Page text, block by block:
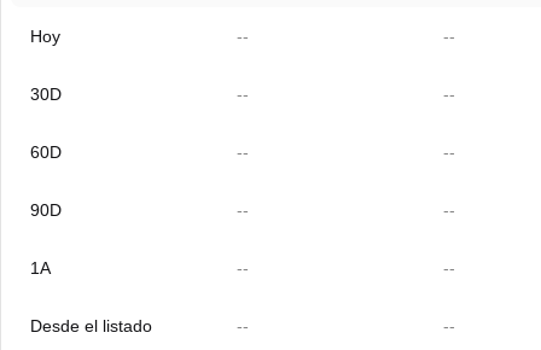
Hoy -- --
30D -- --
60D -- --
90D -- --
1A -- --
Desde el listado -- --